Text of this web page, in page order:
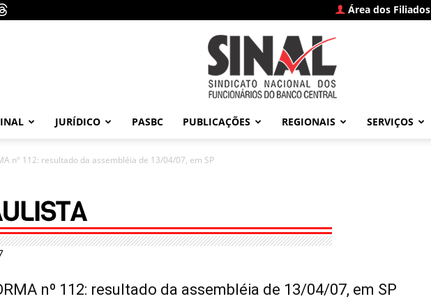
Área dos Filiados
–
JURÍDICO PASBC PUBLICAÇÕES REGIONAIS SERVIÇOS
nº 112: resultado da assembléia de 13/04/07, em SP
nº 112: resultado da assembléia de 13/04/07, em SP